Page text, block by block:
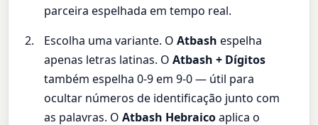
parceira espelhada em tempo real.
Escolha uma variante. OAtbash espelha
apenas letras latinas. OAtbash + Dígitos
também espelha 0-9 em 9-0 — útil para
ocultar números de identificação junto com
as palavras. OAtbash Hebraicoaplica o